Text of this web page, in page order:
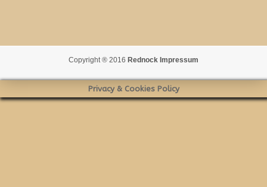
Copyright ® 2016 Rednock Impressum
Privacy & Cookies Policy